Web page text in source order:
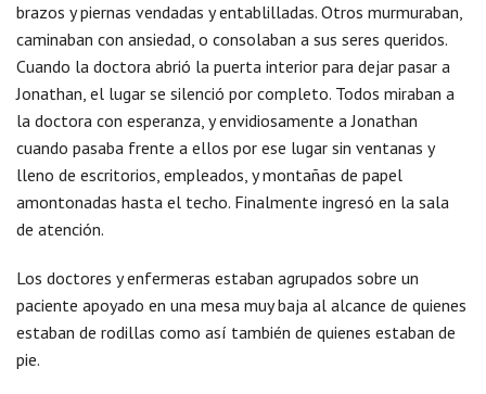
brazos y piernas vendadas y entablilladas. Otros murmuraban,
caminaban con ansiedad, o consolaban a sus seres queridos.
Cuando la doctora abrió la puerta interior para dejar pasar a
Jonathan, el lugar se silenció por completo. Todos miraban a
la doctora con esperanza, y envidiosamente a Jonathan
cuando pasaba frente a ellos por ese lugar sin ventanas y
lleno de escritorios, empleados, y montañas de papel
amontonadas hasta el techo. Finalmente ingresó en la sala
de atención.
Los doctores y enfermeras estaban agrupados sobre un
paciente apoyado en una mesa muy baja al alcance de quienes
estaban de rodillas como así también de quienes estaban de
pie.